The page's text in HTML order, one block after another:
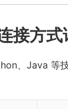
接方式
、Java 等